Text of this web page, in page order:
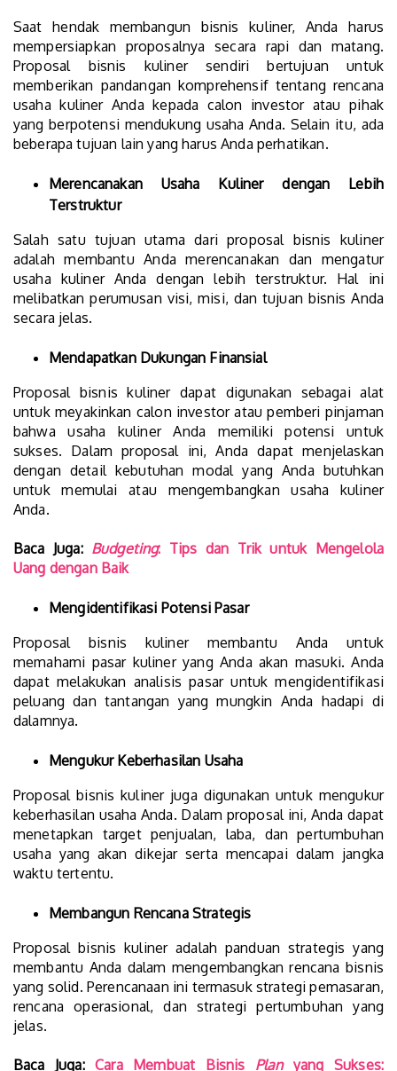
Saat hendak membangun bisnis kuliner, Anda harus
mempersiapkan proposalnya secara rapi dan matang.
Proposal bisnis kuliner sendiri bertujuan untuk
memberikan pandangan komprehensif tentang rencana
usaha kuliner Anda kepada calon investor atau pihak
yang berpotensi mendukung usaha Anda. Selain itu, ada
beberapa tujuan lain yang harus Anda perhatikan.
Merencanakan Usaha Kuliner dengan Lebih
Terstruktur
Salah satu tujuan utama dari proposal bisnis kuliner
adalah membantu Anda merencanakan dan mengatur
usaha kuliner Anda dengan lebih terstruktur. Hal ini
melibatkan perumusan visi, misi, dan tujuan bisnis Anda
secara jelas.
Mendapatkan Dukungan Finansial
Proposal bisnis kuliner dapat digunakan sebagai alat
untuk meyakinkan calon investor atau pemberi pinjaman
bahwa usaha kuliner Anda memiliki potensi untuk
sukses. Dalam proposal ini, Anda dapat menjelaskan
dengan detail kebutuhan modal yang Anda butuhkan
untuk memulai atau mengembangkan usaha kuliner
Anda.
Baca Juga: Budgeting: Tips dan Trik untuk Mengelola
Uang dengan Baik
Mengidentifikasi Potensi Pasar
Proposal bisnis kuliner membantu Anda untuk
memahami pasar kuliner yang Anda akan masuki. Anda
dapat melakukan analisis pasar untuk mengidentifikasi
peluang dan tantangan yang mungkin Anda hadapi di
dalamnya.
Mengukur Keberhasilan Usaha
Proposal bisnis kuliner juga digunakan untuk mengukur
keberhasilan usaha Anda. Dalam proposal ini, Anda dapat
menetapkan target penjualan, laba, dan pertumbuhan
usaha yang akan dikejar serta mencapai dalam jangka
waktu tertentu.
Membangun Rencana Strategis
Proposal bisnis kuliner adalah panduan strategis yang
membantu Anda dalam mengembangkan rencana bisnis
yang solid. Perencanaan ini termasuk strategi pemasaran,
rencana operasional, dan strategi pertumbuhan yang
jelas.
Baca Juga:Cara Membuat Bisnis Planyang Sukses: